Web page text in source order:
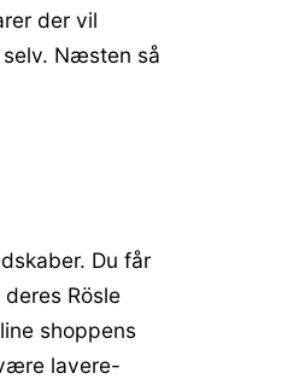
der vil
selv. Næsten så
Du får
Rösle
shoppens
lavere-